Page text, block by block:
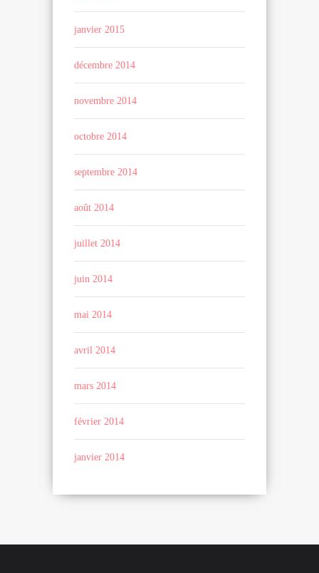
janvier 2015
décembre 2014
novembre 2014
octobre 2014
septembre 2014
août 2014
juillet 2014
juin 2014
mai 2014
avril 2014
mars 2014
février 2014
janvier 2014